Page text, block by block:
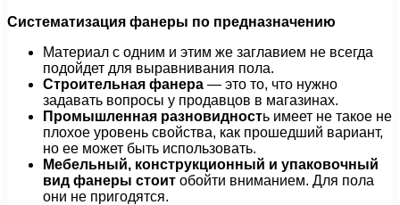
Систематизация фанеры по предназначению
Материал с одним и этим же заглавием не всегда
подойдет для выравнивания пола.
Строительная фанера — это то, что нужно
задавать вопросы у продавцов в магазинах.
Промышленная разновидность имеет не такое не
плохое уровень свойства, как прошедший вариант,
но ее может быть использовать.
Мебельный, конструкционный и упаковочный
вид фанеры стоит обойти вниманием. Для пола
они не пригодятся.